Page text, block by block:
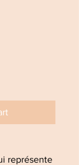
représente